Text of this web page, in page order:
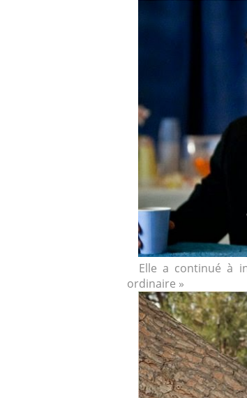
Elle a continué à
ordinaire »